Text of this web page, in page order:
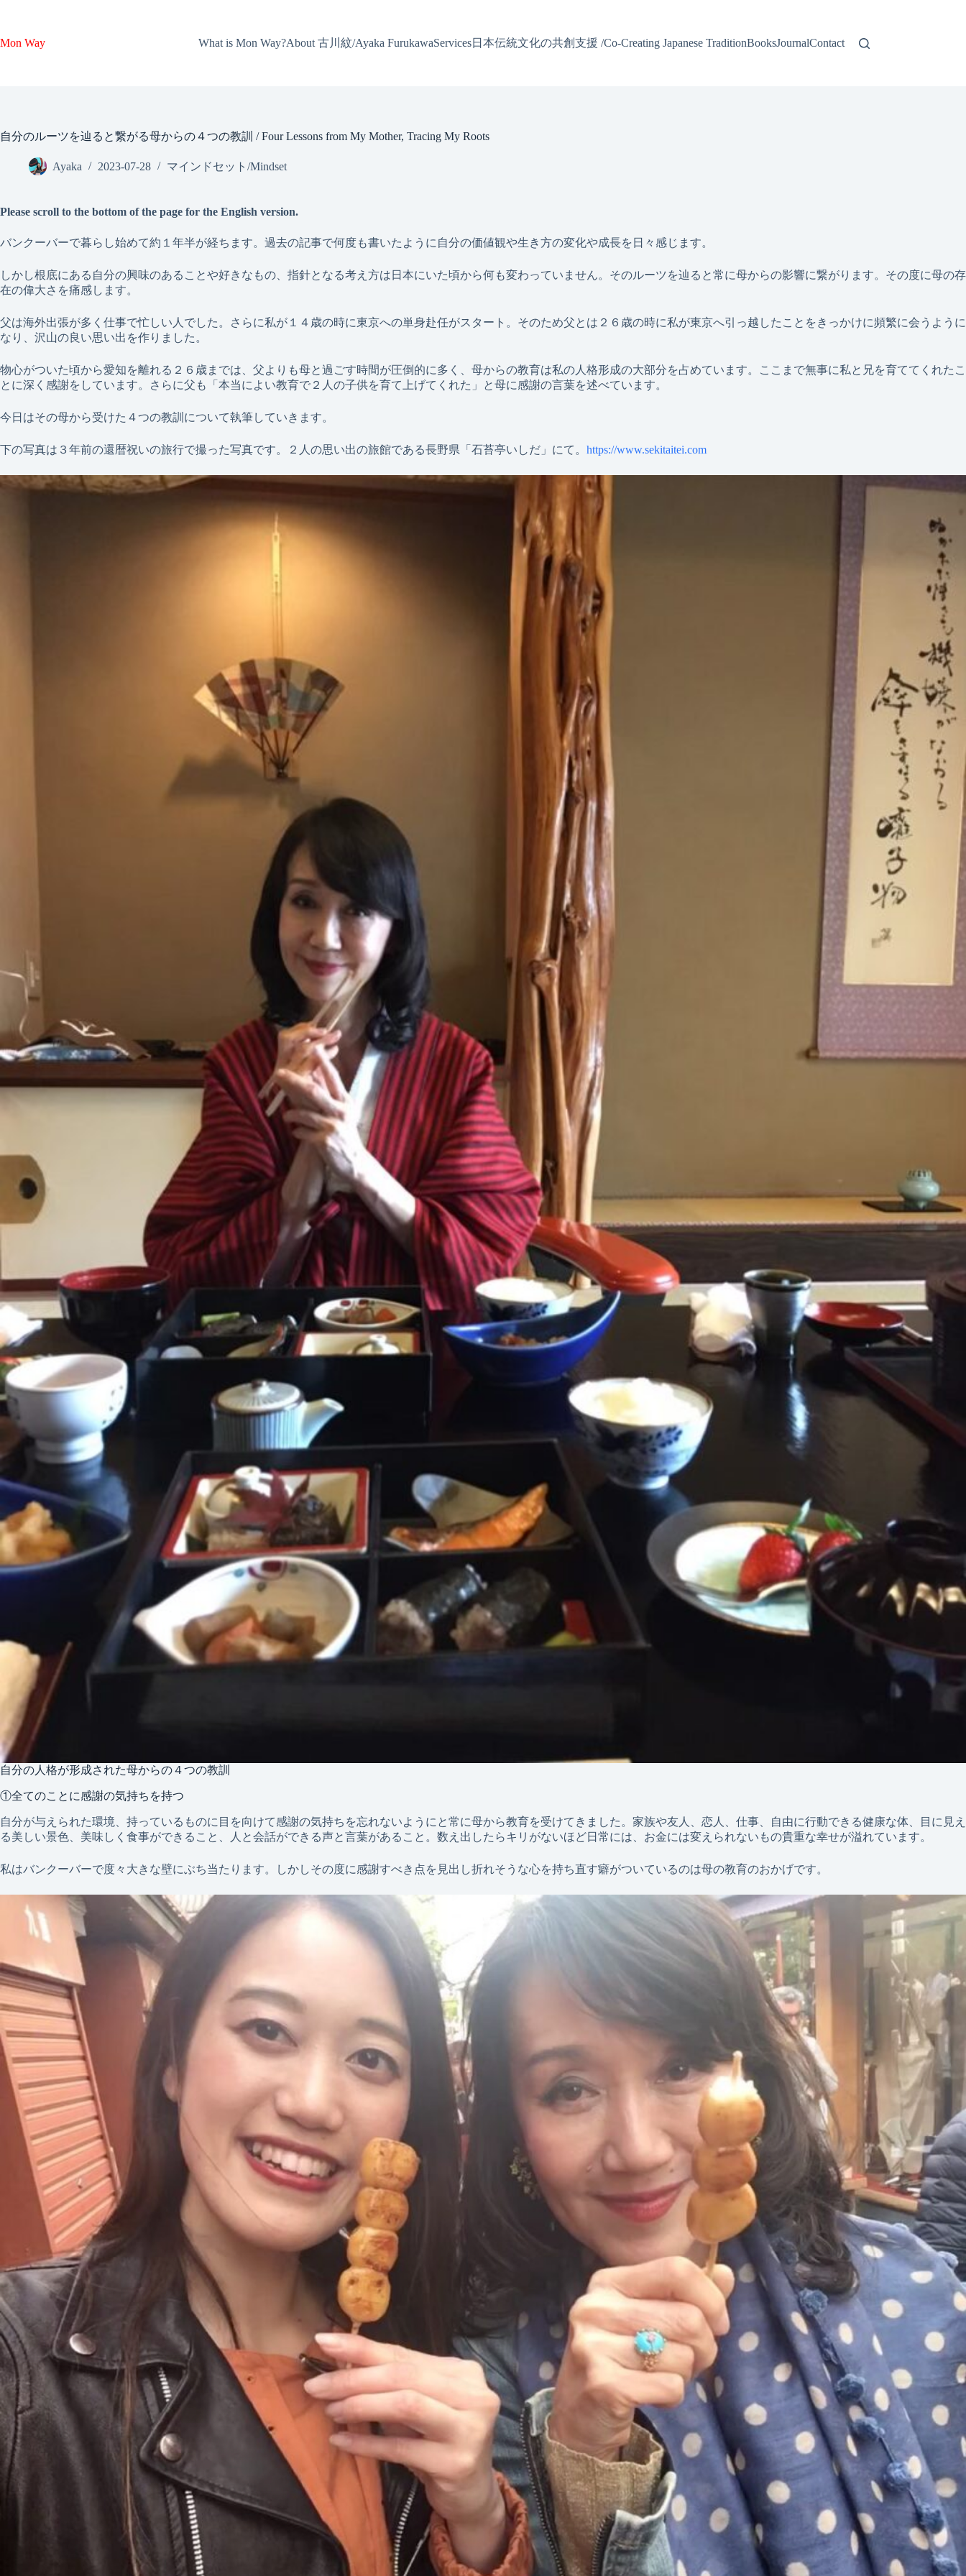
テ
プ
Mon Way What is Mon Way?About 古川紋/Ayaka FurukawaServices日本伝統文化の共創支援 /Co-Creating Japanese TraditionBooksJournalContact
自分のルーツを辿ると繋がる母からの４つの教訓 / Four Lessons from My Mother, Tracing My Roots
Ayaka 2023-07-28 マインドセット/Mindset
Please scroll to the bottom of the page for the English version.
バンクーバーで暮らし始めて約１年半が経ちます。過去の記事で何度も書いたように自分の価値観や生き方の変化や成長を日々感じます。
しかし根底にある自分の興味のあることや好きなもの、指針となる考え方は日本にいた頃から何も変わっていません。そのルーツを辿ると常に母からの影響に繋がります。その度に母の存
在の偉大さを痛感します。
父は海外出張が多く仕事で忙しい人でした。さらに私が１４歳の時に東京への単身赴任がスタート。そのため父とは２６歳の時に私が東京へ引っ越したことをきっかけに頻繁に会うように
なり、沢山の良い思い出を作りました。
物心がついた頃から愛知を離れる２６歳までは、父よりも母と過ごす時間が圧倒的に多く、母からの教育は私の人格形成の大部分を占めています。ここまで無事に私と兄を育ててくれたこ
とに深く感謝をしています。さらに父も「本当によい教育で２人の子供を育て上げてくれた」と母に感謝の言葉を述べています。
今日はその母から受けた４つの教訓について執筆していきます。
下の写真は３年前の還暦祝いの旅行で撮った写真です。２人の思い出の旅館である長野県「石苔亭いしだ」にて。 https://www.sekitaitei.com
自分の人格が形成された母からの４つの教訓
①全てのことに感謝の気持ちを持つ
自分が与えられた環境、持っているものに目を向けて感謝の気持ちを忘れないようにと常に母から教育を受けてきました。家族や友人、恋人、仕事、自由に行動できる健康な体、目に見え
る美しい景色、美味しく食事ができること、人と会話ができる声と言葉があること。数え出したらキリがないほど日常には、お金には変えられないもの貴重な幸せが溢れています。
私はバンクーバーで度々大きな壁にぶち当たります。しかしその度に感謝すべき点を見出し折れそうな心を持ち直す癖がついているのは母の教育のおかげです。